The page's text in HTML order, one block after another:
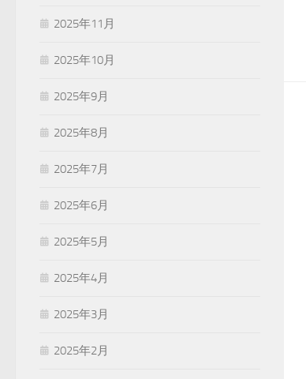
2025年11月
2025年10月
2025年9月
2025年8月
2025年7月
2025年6月
2025年5月
2025年4月
2025年3月
2025年2月